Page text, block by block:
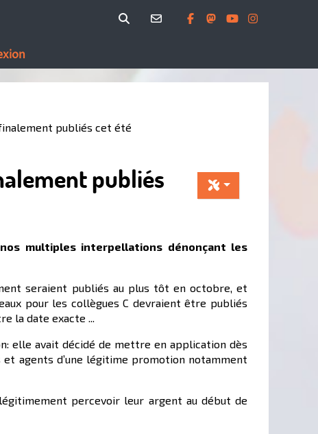
publiés cet été
publiés
multiples interpellations dénonçant les
seraient publiés au plus tôt en octobre, et
pour les collègues C devraient être publiés
la date exacte ...
elle avait décidé de mettre en application dès
et agents d’une légitime promotion notamment
percevoir leur argent au début de